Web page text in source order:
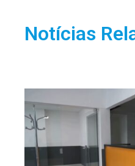
Notícias